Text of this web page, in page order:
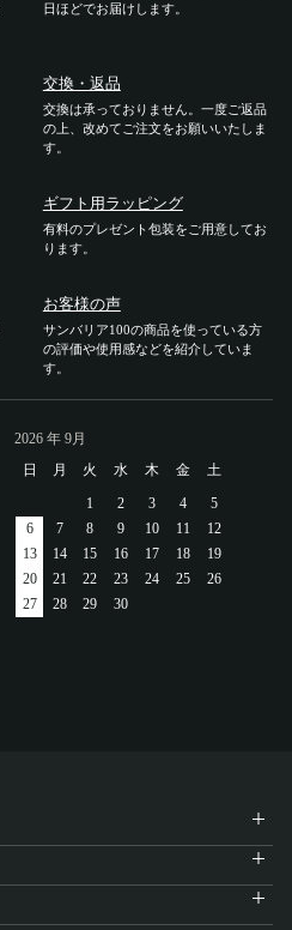
日ほどでお届けします。
交換・返品
交換は承っておりません。一度ご返品
の上、改めてご注文をお願いいたしま
す。
ギフト用ラッピング
有料のプレゼント包装をご用意してお
ります。
お客様の声
サンバリア100の商品を使っている方
の評価や使用感などを紹介していま
す。
2026 年 9月
日
月 火 水 木 金
土
1
2 3 4
5
6
7 8 9 10 11
12
13
14 15 16 17 18
19
20
21 22 23 24 25
26
27
28 29 30